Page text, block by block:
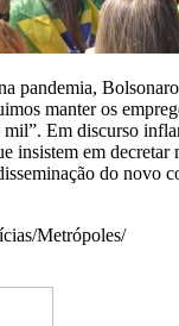
pandemia,
manter os
Em discurso
insistem em decretar
do novo
Metrópoles/